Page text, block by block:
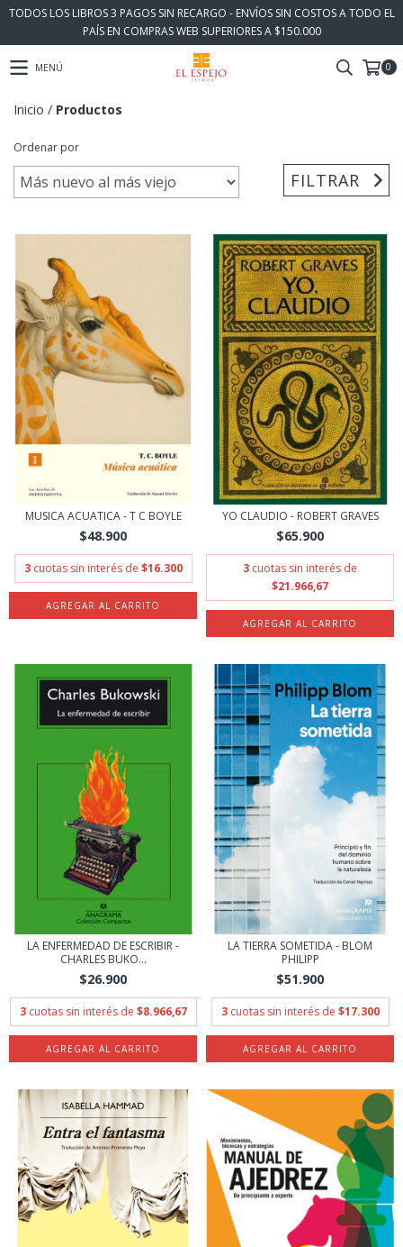
TODOS LOS LIBROS 3 PAGOS SIN RECARGO - ENVÍOS SIN COSTOS A TODO EL
PAÍS EN COMPRAS WEB SUPERIORES A $150.000
MENÚ 0
Inicio / Productos
Ordenar por
FILTRAR
MUSICA ACUATICA - T C BOYLE
$48.900
3 cuotas sin interés de $16.300
YO CLAUDIO - ROBERT GRAVES
$65.900
3 cuotas sin interés de
$21.966,67
LA ENFERMEDAD DE ESCRIBIR -
CHARLES BUKO...
$26.900
3 cuotas sin interés de $8.966,67
LA TIERRA SOMETIDA - BLOM
PHILIPP
$51.900
3 cuotas sin interés de $17.300